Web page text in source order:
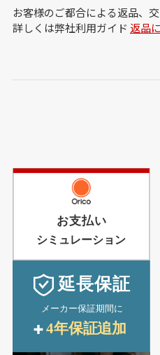
お客様のご都合による返品、
詳しくは弊社利用ガイド 返品